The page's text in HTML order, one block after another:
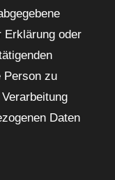
Erklärung oder
Person zu
Daten